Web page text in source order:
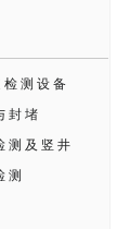
测设备
封堵
测及竖井
测